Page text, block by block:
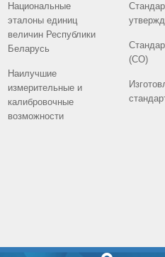
Национальные
эталоны единиц
величин Республики
Беларусь
Наилучшие
измерительные и
калибровочные
возможности
(СО)